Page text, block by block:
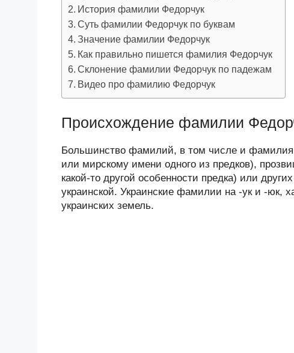
История фамилии Федорчук
Суть фамилии Федорчук по буквам
Значение фамилии Федорчук
Как правильно пишется фамилия Федорчук
Склонение фамилии Федорчук по падежам
Видео про фамилию Федорчук
Происхождение фамилии
Большинство фамилий, в том числе и фамилия
или мирскому имени одного из предков),
какой-то другой особенности предка) или
украинской. Украинские фамилии на -ук и -юк,
украинских земель.